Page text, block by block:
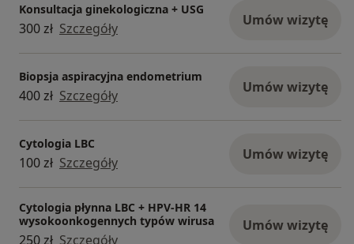
Konsultacja ginekologiczna + USG
300 zł Szczegóły Umów wizytę
Biopsja aspiracyjna endometrium
400 zł Szczegóły Umów wizytę
Cytologia LBC
100 zł Szczegóły Umów wizytę
Cytologia płynna LBC + HPV-HR 14
wysokoonkogennych typów wirusa
250 zł Szczegóły
Umów wizytę